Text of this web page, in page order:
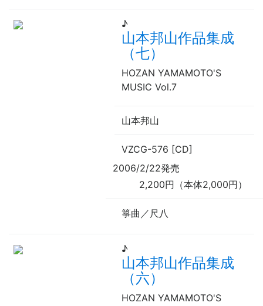
♪
山本邦山作品集成
（七）
HOZAN YAMAMOTO'S
MUSIC Vol.7
山本邦山
VZCG-576 [CD]
2006/2/22発売
2,200円（本体2,000円）
箏曲／尺八
♪
山本邦山作品集成
（六）
HOZAN YAMAMOTO'S